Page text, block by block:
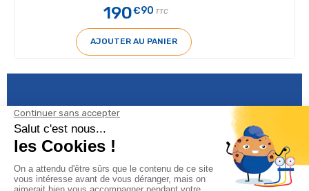
190€90 TTC
AJOUTER AU PANIER